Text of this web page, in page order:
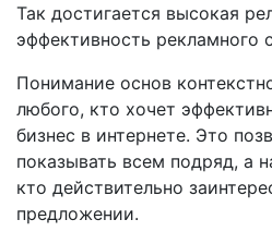
Так достигается высокая
эффективность рекламного
Понимание основ
любого, кто хочет
бизнес в интернете. Это
показывать всем подряд, а
кто действительно
предложении.